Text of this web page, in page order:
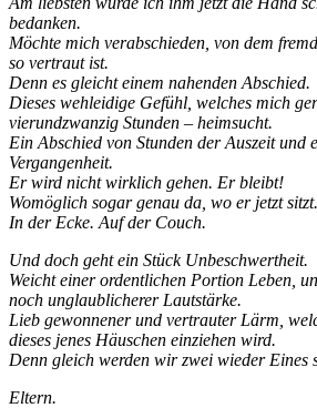
bedanken.
Möchte mich verabschieden, von dem
so vertraut ist.
Denn es gleicht einem nahenden Abschied.
Dieses wehleidige Gefühl, welches mich
vierundzwanzig Stunden – heimsucht.
Ein Abschied von Stunden der Auszeit und
Vergangenheit.
Er wird nicht wirklich gehen. Er bleibt!
Womöglich sogar genau da, wo er jetzt sitzt.
In der Ecke. Auf der Couch.
Und doch geht ein Stück Unbeschwertheit.
Weicht einer ordentlichen Portion Leben,
noch unglaublicherer Lautstärke.
Lieb gewonnener und vertrauter Lärm,
dieses jenes Häuschen einziehen wird.
Denn gleich werden wir zwei wieder Eines
Eltern.